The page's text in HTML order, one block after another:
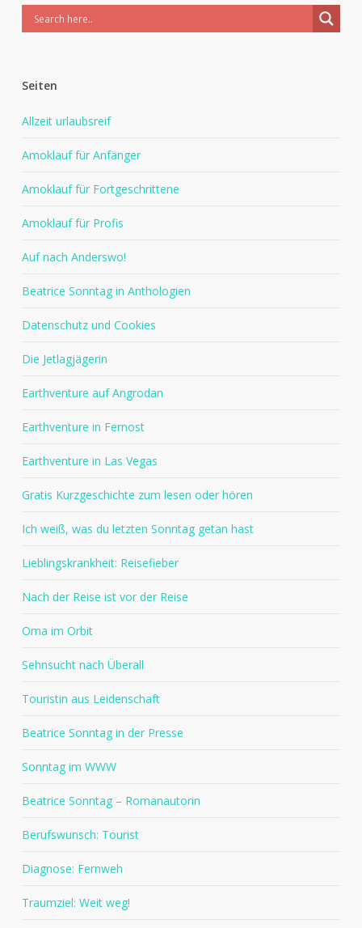
Seiten
Allzeit urlaubsreif
Amoklauf für Anfänger
Amoklauf für Fortgeschrittene
Amoklauf für Profis
Auf nach Anderswo!
Beatrice Sonntag in Anthologien
Datenschutz und Cookies
Die Jetlagjägerin
Earthventure auf Angrodan
Earthventure in Fernost
Earthventure in Las Vegas
Gratis Kurzgeschichte zum lesen oder hören
Ich weiß, was du letzten Sonntag getan hast
Lieblingskrankheit: Reisefieber
Nach der Reise ist vor der Reise
Oma im Orbit
Sehnsucht nach Überall
Touristin aus Leidenschaft
Beatrice Sonntag in der Presse
Sonntag im WWW
Beatrice Sonntag – Romanautorin
Berufswunsch: Tourist
Diagnose: Fernweh
Traumziel: Weit weg!